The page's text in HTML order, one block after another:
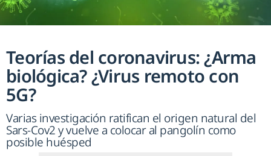
Teorías del coronavirus: ¿Arma
biológica? ¿Virus remoto con
5G?
Varias investigación ratifican el origen natural del
Sars-Cov2 y vuelve a colocar al pangolín como
posible huésped